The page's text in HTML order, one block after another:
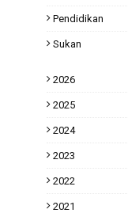
Pendidikan
Sukan
2026
2025
2024
2023
2022
2021